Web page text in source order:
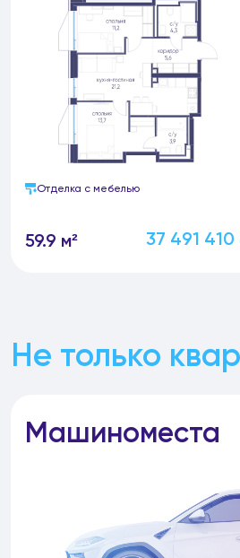
Отделка с мебелью
59.9 м² 37 491 410
Не только
Машиноместа